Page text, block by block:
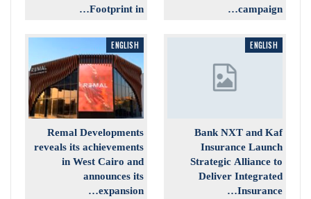
campaign…
Footprint in…
ENGLISH
Bank NXT and Kaf
Insurance Launch
Strategic Alliance to
Deliver Integrated
Insurance…
ENGLISH
Remal Developments
reveals its achievements
in West Cairo and
announces its
expansion…